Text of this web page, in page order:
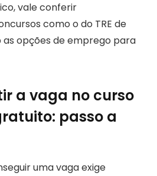
vale conferir
como o do TRE de
as opções de emprego para
a vaga no curso
passo a
uma vaga exige